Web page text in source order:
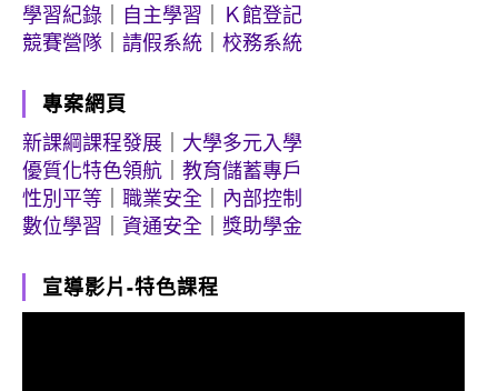
學習紀錄
自主學習
Ｋ館登記
競賽營隊
請假系統 校務系統
專案網頁
新課綱課程發展
大學多元入學
優質化特色領航
教育儲蓄專戶
性別平等
職業安全
內部控制
數位學習
資通安全 獎助學金
宣導影片-特色課程